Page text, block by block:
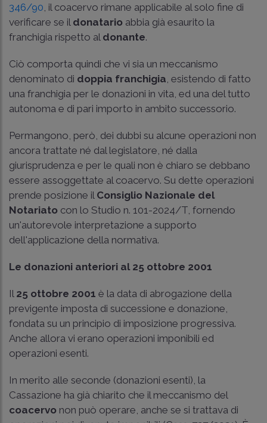
346/90, il coacervo rimane applicabile al solo fine di
verificare se il donatario abbia già esaurito la
franchigia rispetto al donante.
Ciò comporta quindi che vi sia un meccanismo
denominato di doppia franchigia, esistendo di fatto
una franchigia per le donazioni in vita, ed una del tutto
autonoma e di pari importo in ambito successorio.
Permangono, però, dei dubbi su alcune operazioni non
ancora trattate né dal legislatore, né dalla
giurisprudenza e per le quali non è chiaro se debbano
essere assoggettate al coacervo. Su dette operazioni
prende posizione il Consiglio Nazionale del
Notariato con lo Studio n. 101-2024/T, fornendo
un'autorevole interpretazione a supporto
dell'applicazione della normativa.
Le donazioni anteriori al 25 ottobre 2001
Il 25 ottobre 2001 è la data di abrogazione della
previgente imposta di successione e donazione,
fondata su un principio di imposizione progressiva.
Anche allora vi erano operazioni imponibili ed
operazioni esenti.
In merito alle seconde (donazioni esenti), la
Cassazione ha già chiarito che il meccanismo del
coacervo non può operare, anche se si trattava di